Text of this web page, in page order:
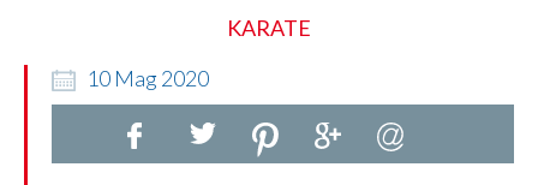
KARATE
10 Mag2020